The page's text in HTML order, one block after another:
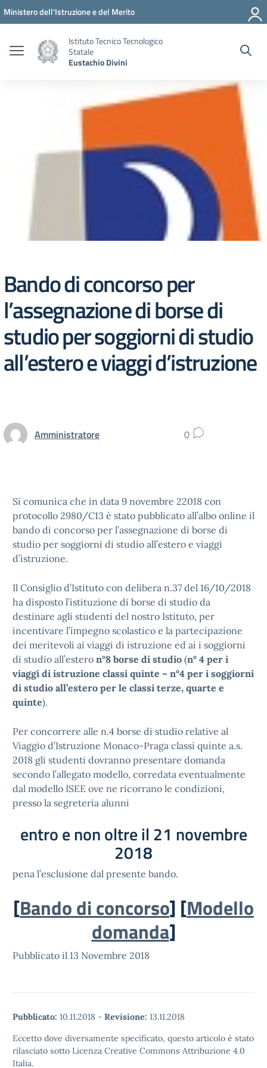
Vai ai contenuti
Vai al menu di navigazione
Vai al footer
Ministero dell'Istruzione e del Merito
Istituto Tecnico Tecnologico
Statale
Eustachio Divini
Bando di concorso per
l’assegnazione di borse di
studio per soggiorni di studio
all’estero e viaggi d’istruzione
Amministratore 0
Si comunica che in data 9 novembre 22018 con
protocollo 2980/C13 è stato pubblicato all’albo online il
bando di concorso per l’assegnazione di borse di
studio per soggiorni di studio all’estero e viaggi
d’istruzione.
Il Consiglio d’Istituto con delibera n.37 del 16/10/2018
ha disposto l’istituzione di borse di studio da
destinare agli studenti del nostro Istituto, per
incentivare l’impegno scolastico e la partecipazione
dei meritevoli ai viaggi di istruzione ed ai i soggiorni
di studio all’estero n°8 borse di studio (n° 4 per i
viaggi di istruzione classi quinte – n°4 per i soggiorni
di studio all’estero per le classi terze, quarte e
quinte).
Per concorrere alle n.4 borse di studio relative al
Viaggio d’Istruzione Monaco-Praga classi quinte a.s.
2018 gli studenti dovranno presentare domanda
secondo l’allegato modello, corredata eventualmente
dal modello ISEE ove ne ricorrano le condizioni,
presso la segreteria alunni
entro e non oltre il 21 novembre
2018
pena l’esclusione dal presente bando.
[Bando di concorso] [Modello
domanda]
Pubblicato il 13 Novembre 2018
Pubblicato: 10.11.2018 - Revisione: 13.11.2018
Eccetto dove diversamente specificato, questo articolo è stato
rilasciato sotto Licenza Creative Commons Attribuzione 4.0
Italia.